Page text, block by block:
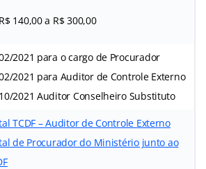
140,00 a R$ 300,00
2021 para o cargo de Procurador
2021 para Auditor de Controle Externo
2021 Auditor Conselheiro Substituto
TCDF – Auditor de Controle Externo
de Procurador do Ministério junto ao